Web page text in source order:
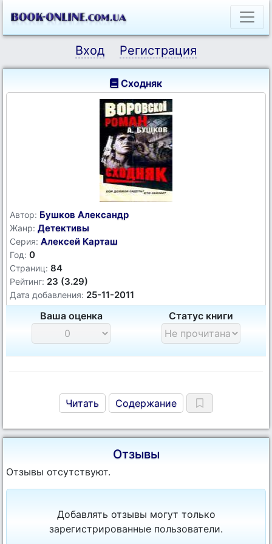
Вход Регистрация
Сходняк
Автор: Бушков Александр
Жанр: Детективы
Серия: Алексей Карташ
Год: 0
Страниц: 84
Рейтинг: 23 (3.29)
Дата добавления: 25-11-2011
Ваша оценка Статус книги
Читать Содержание
Отзывы
Отзывы отсутствуют.
Добавлять отзывы могут только
зарегистрированные пользователи.